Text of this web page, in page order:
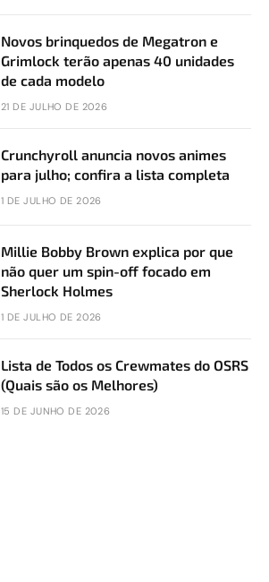
Novos brinquedos de Megatron e
Grimlock terão apenas 40 unidades
de cada modelo
21 DE JULHO DE 2026
Crunchyroll anuncia novos animes
para julho; confira a lista completa
1 DE JULHO DE 2026
Millie Bobby Brown explica por que
não quer um spin-off focado em
Sherlock Holmes
1 DE JULHO DE 2026
Lista de Todos os Crewmates do OSRS
(Quais são os Melhores)
15 DE JUNHO DE 2026